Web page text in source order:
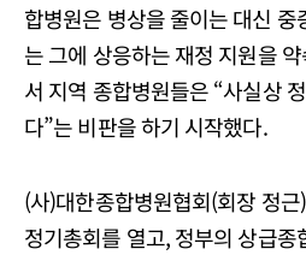
합병원은 병상을 줄이는 대신
는 그에 상응하는 재정 지원을
서 지역 종합병원들은 “사실상
다”는 비판을 하기 시작했다.
(사)대한종합병원협회(회장 정
정기총회를 열고, 정부의 상급